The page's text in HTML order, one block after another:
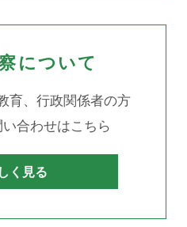
について
育、行政関係者の方
合わせはこちら
く見る